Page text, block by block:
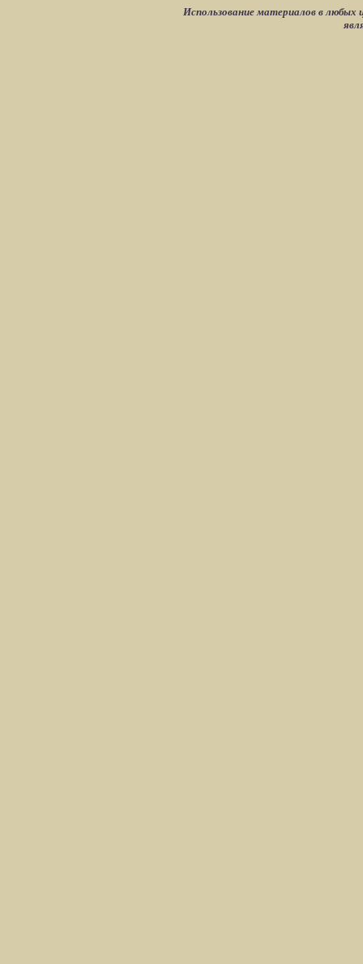
Использование материалов в любых